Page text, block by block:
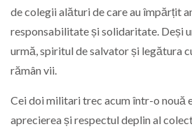
de colegii alături de care au împărțit
responsabilitate și solidaritate. Deși
urmă, spiritul de salvator și legătura
rămân vii.
Cei doi militari trec acum într-o nouă
aprecierea și respectul deplin al